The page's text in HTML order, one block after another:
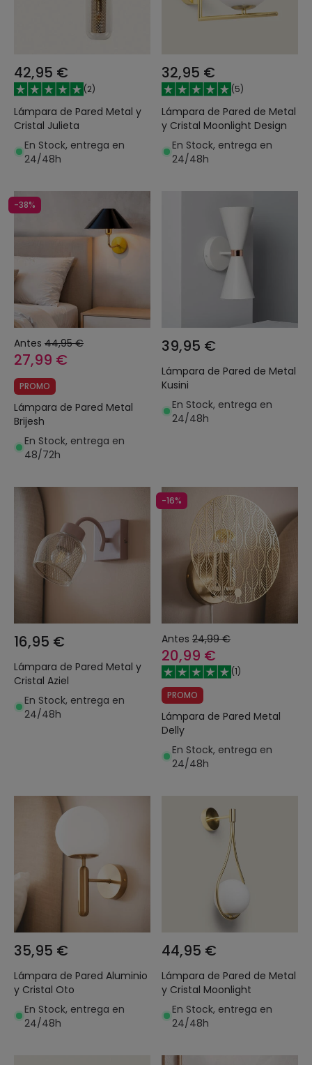
42,95 €
(2)
Lámpara de Pared Metal y
Cristal Julieta
En Stock, entrega en
24/48h
32,95 €
(5)
Lámpara de Pared de Metal
y Cristal Moonlight Design
En Stock, entrega en
24/48h
-38%
Antes 44,95 €
27,99 €
PROMO
Lámpara de Pared Metal
Brijesh
En Stock, entrega en
48/72h
39,95 €
Lámpara de Pared de Metal
Kusini
En Stock, entrega en
24/48h
16,95 €
Lámpara de Pared Metal y
Cristal Aziel
En Stock, entrega en
24/48h
-16%
Antes 24,99 €
20,99 €
(1)
PROMO
Lámpara de Pared Metal
Delly
En Stock, entrega en
24/48h
35,95 €
Lámpara de Pared Aluminio
y Cristal Oto
En Stock, entrega en
24/48h
44,95 €
Lámpara de Pared de Metal
y Cristal Moonlight
En Stock, entrega en
24/48h